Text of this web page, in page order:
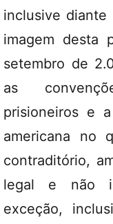
inclusive diante
imagem desta
setembro de
as
prisioneiros e
americana no
contraditório,
legal e não
exceção,